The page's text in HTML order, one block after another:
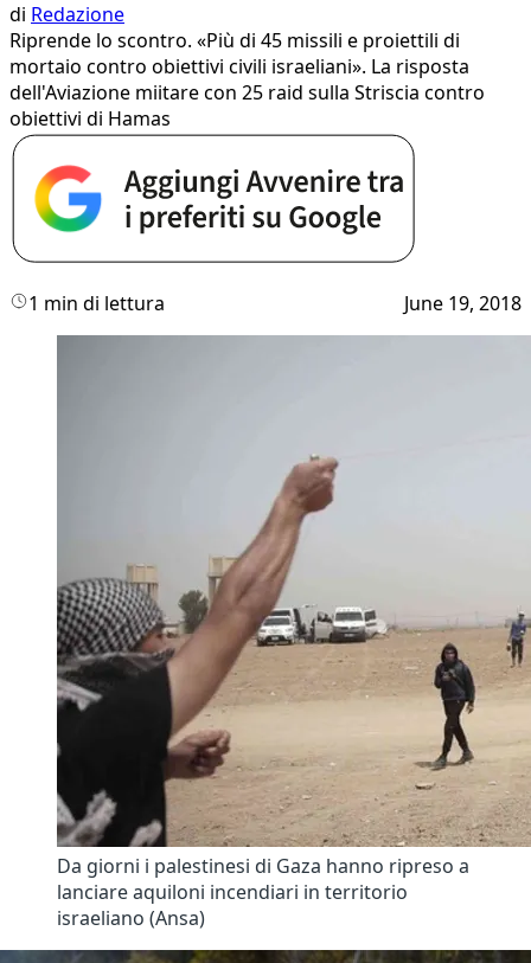
di Redazione
Riprende lo scontro. «Più di 45 missili e proiettili di
mortaio contro obiettivi civili israeliani». La risposta
dell'Aviazione miitare con 25 raid sulla Striscia contro
obiettivi di Hamas
1 min di lettura June 19, 2018
Da giorni i palestinesi di Gaza hanno ripreso a
lanciare aquiloni incendiari in territorio
israeliano (Ansa)